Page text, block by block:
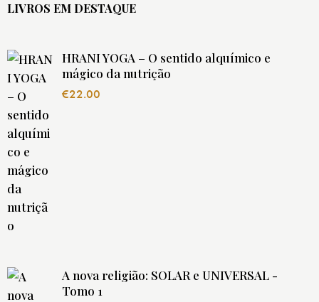
LIVROS EM DESTAQUE
HRANI YOGA – O sentido alquímico e
mágico da nutrição
€22.00
A nova religião: SOLAR e UNIVERSAL -
Tomo 1